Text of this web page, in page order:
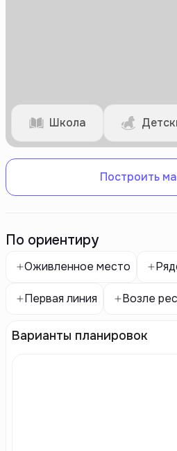
Школа
Построить
По ориентиру
Оживленное место
Первая линия Возле
Варианты планировок